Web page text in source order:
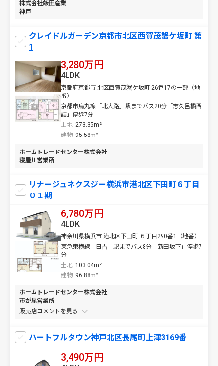
株式会社飯田産業
神戸
クレイドルガーデン京都市北区西賀茂蟹ケ坂町 第
1
3,280万円
京都府京都市 北区西賀茂蟹ケ坂町 26番17の一部（地
番）
京都市烏丸線「北大路」駅までバス20分「志久呂橋西
詰」停歩7分
土地 273.35m²
4LDK
建物 95.58m²
ホームトレードセンター株式会社
寝屋川営業所
リナージュネクスジー横浜市港北区下田町６丁目
０１期
6,780万円
神奈川県横浜市 港北区下田町 ６丁目290番1（地番）
東急東横線「日吉」駅までバス8分「新田坂下」停歩7
分
土地 103.04m²
4LDK
建物 96.88m²
ホームトレードセンター株式会社
市が尾営業所
販売店コメントを
ハートフルタウン神戸北区長尾町上津3169番
3,490万円